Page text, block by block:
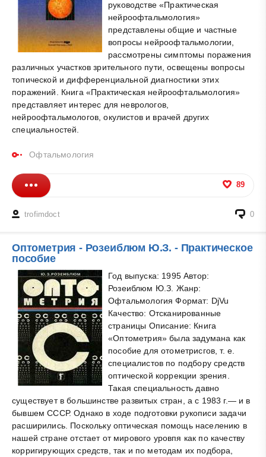
руководстве «Практическая
нейроофтальмология»
представлены общие и частные
вопросы нейроофтальмологии,
рассмотрены симптомы поражения
различных участков зрительного пути, освещены вопросы
топической и дифференциальной диагностики этих
поражений. Книга «Практическая нейроофтальмология»
представляет интерес для неврологов,
нейроофтальмологов, окулистов и врачей других
специальностей.
Офтальмология
89
trofimdoct 0
Оптометрия - Розеиблюм Ю.З. - Практическое
пособие
Год выпуска: 1995 Автор:
Розеиблюм Ю.З. Жанр:
Офтальмология Формат: DjVu
Качество: Отсканированные
страницы Описание: Книга
«Оптометрия» была задумана как
пособие для отометрисгов, т. е.
специалистов по подбору средств
оптической коррекции зрения.
Такая специальность давно
существует в большинстве развитых стран, а с 1983 г.— и в
бывшем СССР. Однако в ходе подготовки рукописи задачи
расширились. Поскольку оптическая помощь населению в
нашей стране отстает от мирового уровпя как по качеству
корригирующих средств, так и по методам их подбора,